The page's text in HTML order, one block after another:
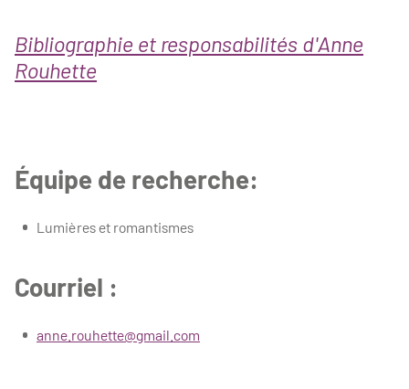
Bibliographie et responsabilités d'Anne
Rouhette
Équipe de recherche:
Lumières et romantismes
Courriel :
anne.rouhette@gmail.com